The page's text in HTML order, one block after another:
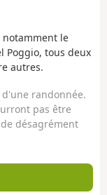
notamment le
Poggio, tous deux
autres.
randonnée.
pas être
désagrément